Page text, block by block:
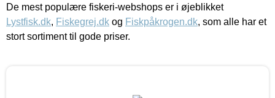
De mest populære fiskeri-webshops er i øjeblikket
Lystfisk.dk, Fiskegrej.dk og Fiskpåkrogen.dk, som alle har et
stort sortiment til gode priser.